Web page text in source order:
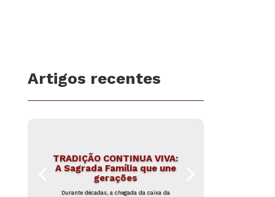
Artigos recentes
TRADIÇÃO CONTINUA VIVA:
A Sagrada Família que une
gerações
Durante décadas, a chegada da caixa da